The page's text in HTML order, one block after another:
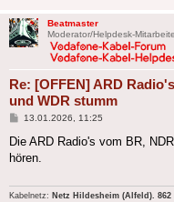
Beatmaster
Moderator/Helpdesk-
Re: [OFFEN] ARD
und WDR stumm
Beitrag
13.01.2026, 11:25
Die ARD Radio's vom BR,
hören.
Kabelnetz: Netz Hildesheim (Alfeld).